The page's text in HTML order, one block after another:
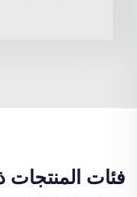
فئات المنتجات